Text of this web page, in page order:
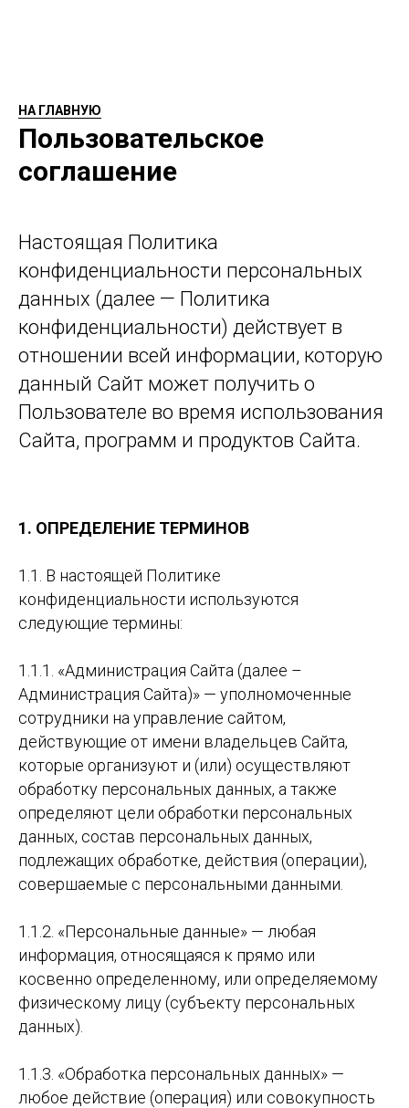
НА ГЛАВНУЮ
Пользовательское
соглашение
Настоящая Политика
конфиденциальности персональных
данных (далее — Политика
конфиденциальности) действует в
отношении всей информации, которую
данный Cайт может получить о
Пользователе во время использования
Cайта, программ и продуктов Сайта.
1. ОПРЕДЕЛЕНИЕ ТЕРМИНОВ
1.1. В настоящей Политике
конфиденциальности используются
следующие термины:
1.1.1. «Администрация Сайта (далее –
Администрация Сайта)» — уполномоченные
сотрудники на управление сайтом,
действующие от имени владельцев Сайта,
которые организуют и (или) осуществляют
обработку персональных данных, а также
определяют цели обработки персональных
данных, состав персональных данных,
подлежащих обработке, действия (операции),
совершаемые с персональными данными.
1.1.2. «Персональные данные» — любая
информация, относящаяся к прямо или
косвенно определенному, или определяемому
физическому лицу (субъекту персональных
данных).
1.1.3. «Обработка персональных данных» —
любое действие (операция) или совокупность